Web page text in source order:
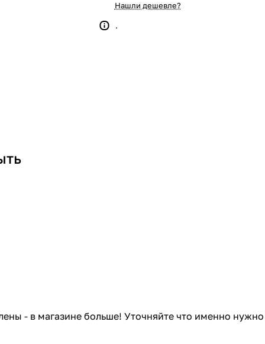
Нашли дешевле?
.
- в магазине больше! Уточняйте что именно нужно